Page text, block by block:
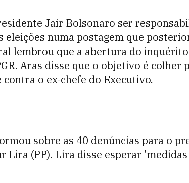
Jair Bolsonaro ser
eleições numa postagem que
lembrou que a abertura do
Aras disse que o objetivo é colher
o ex-chefe do Executivo.
sobre as 40 denúncias para o
Lira (PP). Lira disse esperar